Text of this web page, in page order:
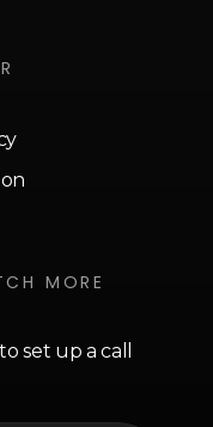
MORE
set up a call